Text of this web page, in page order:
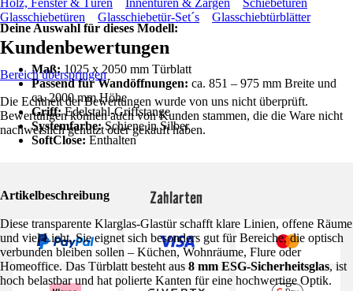
Deine Auswahl für dieses Modell:
Maß: 1025 x 2050 mm Türblatt
Passend für Wandöffnungen: ca. 851 – 975 mm Breite und
ca. 2000 mm Höhe
Griff:Edelstahl-Griffstange
Systemfarbe:Schiene in Silber
SoftClose: Enthalten
Artikelbeschreibung
Diese transparente Klarglas-Glastür schafft klare Linien, offene Räume
und viel Licht. Sie eignet sich besonders gut für Bereiche, die optisch
verbunden bleiben sollen – Küchen, Wohnräume, Flure oder
Homeoffice. Das Türblatt besteht aus 8 mm ESG-Sicherheitsglas, ist
hoch belastbar und hat polierte Kanten für eine hochwertige Optik.
Holz, Fenster & Türen Innentüren & Zargen
Schiebetüren
Glasschiebetüren
Glasschiebetür-Set´s Glasschiebtürblätter
Kundenbewertungen
Bereich überspringen
Die Echtheit der Bewertungen wurde von uns nicht überprüft.
Bewertungen können auch von Kunden stammen, die die Ware nicht
nachweislich genutzt oder gekauft haben.
Zahlarten